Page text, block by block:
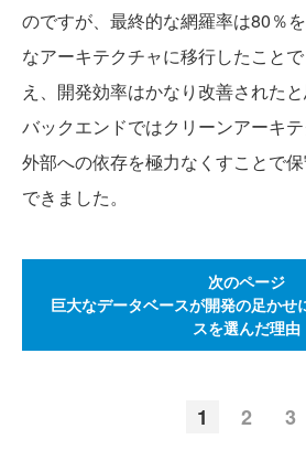
のですが、最終的な網羅率は80％
なアーキテクチャに移行したこと
え、開発効率はかなり改善されたと
バックエンドではクリーンアーキテ
外部への依存を極力なくすことで
できました。
次のページ
巨大なデータベースが開発の足か
スを選んだ理由
1 2 3